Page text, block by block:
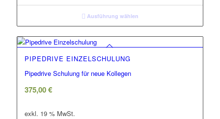
Ausführung wählen
PIPEDRIVE EINZELSCHULUNG
Pipedrive Schulung für neue Kollegen
375,00€
exkl. 19 % MwSt.